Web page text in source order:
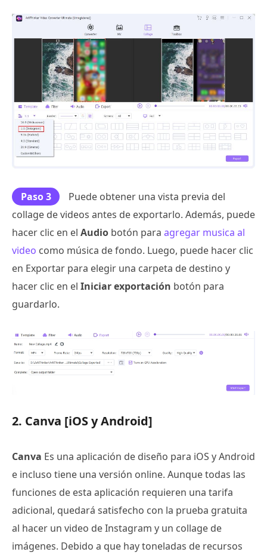
Paso 3
Puede obtener una vista previa del
collage de videos antes de exportarlo. Además, puede
hacer clic en el Audio botón para agregar musica al
video como música de fondo. Luego, puede hacer clic
en Exportar para elegir una carpeta de destino y
hacer clic en el Iniciar exportación botón para
guardarlo.
2. Canva [iOS y Android]
Canva Es una aplicación de diseño para iOS y Android
e incluso tiene una versión online. Aunque todas las
funciones de esta aplicación requieren una tarifa
adicional, quedará satisfecho con la prueba gratuita
al hacer un video de Instagram y un collage de
imágenes. Debido a que hay toneladas de recursos